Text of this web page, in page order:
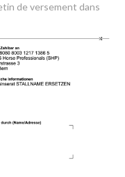
de versement dans